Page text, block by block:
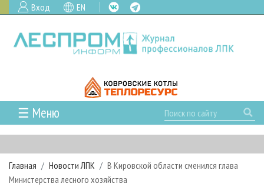
Вход EN
☰ Меню
ГЛАВНАЯ
РУБРИКИ И ТЕМЫ
РУБРИКИ ЖУРНАЛА
НОВОСТИ
Главная Новости ЛПК
В Кировской области сменился глава
Министерства лесного хозяйства